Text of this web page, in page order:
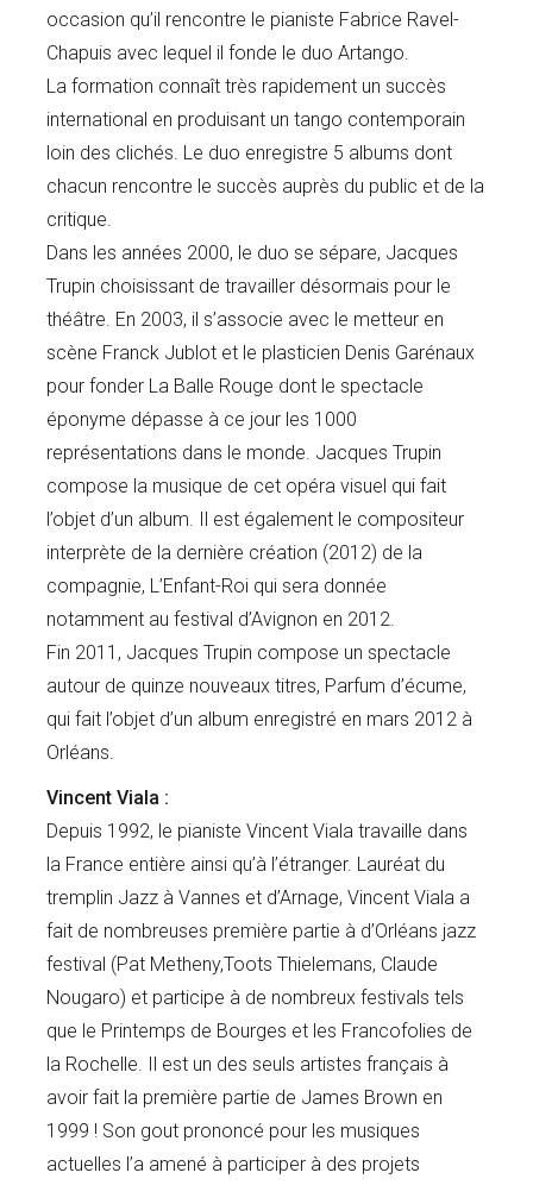
occasion qu’il rencontre le pianiste Fabrice Ravel-
Chapuis avec lequel il fonde le duo Artango.
La formation connaît très rapidement un succès
international en produisant un tango contemporain
loin des clichés. Le duo enregistre 5 albums dont
chacun rencontre le succès auprès du public et de la
critique.
Dans les années 2000, le duo se sépare, Jacques
Trupin choisissant de travailler désormais pour le
théâtre. En 2003, il s’associe avec le metteur en
scène Franck Jublot et le plasticien Denis Garénaux
pour fonder La Balle Rouge dont le spectacle
éponyme dépasse à ce jour les 1000
représentations dans le monde. Jacques Trupin
compose la musique de cet opéra visuel qui fait
l’objet d’un album. Il est également le compositeur
interprète de la dernière création (2012) de la
compagnie, L’Enfant-Roi qui sera donnée
notamment au festival d’Avignon en 2012.
Fin 2011, Jacques Trupin compose un spectacle
autour de quinze nouveaux titres, Parfum d’écume,
qui fait l’objet d’un album enregistré en mars 2012 à
Orléans.
Vincent Viala :
Depuis 1992, le pianiste Vincent Viala travaille dans
la France entière ainsi qu’à l’étranger. Lauréat du
tremplin Jazz à Vannes et d’Arnage, Vincent Viala a
fait de nombreuses première partie à d’Orléans jazz
festival (Pat Metheny,Toots Thielemans, Claude
Nougaro) et participe à de nombreux festivals tels
que le Printemps de Bourges et les Francofolies de
la Rochelle. Il est un des seuls artistes français à
avoir fait la première partie de James Brown en
1999 ! Son gout prononcé pour les musiques
actuelles l’a amené à participer à des projets